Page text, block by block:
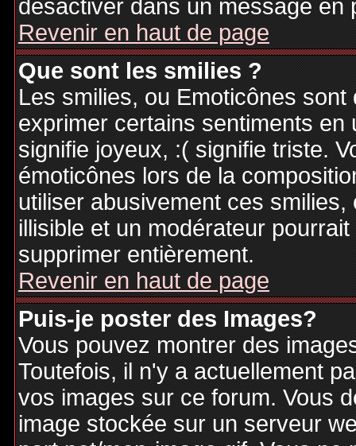
désactiver dans un message en
Revenir en haut de page
Que sont les smilies ?
Les smilies, ou Emoticônes
exprimer certains sentiments
signifie joyeux, :( signifie triste.
émoticônes lors de la
utiliser abusivement ces
illisible et un modérateur
supprimer entièrement.
Revenir en haut de page
Puis-je poster des Images?
Vous pouvez montrer des
Toutefois, il n'y a actuellement
vos images sur ce forum. Vous
image stockée sur un serveur